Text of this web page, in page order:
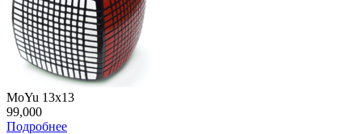
MoYu 13x13
99,000
Подробнее